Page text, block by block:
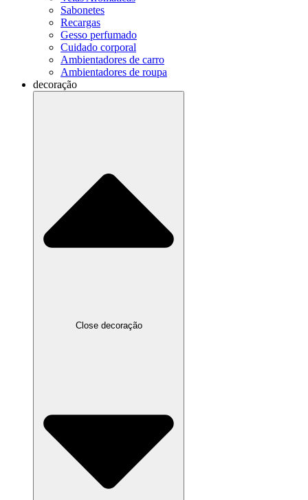
Sabonetes
Recargas
Gesso perfumado
Cuidado corporal
Ambientadores de carro
Ambientadores de roupa
decoração
Close decoração